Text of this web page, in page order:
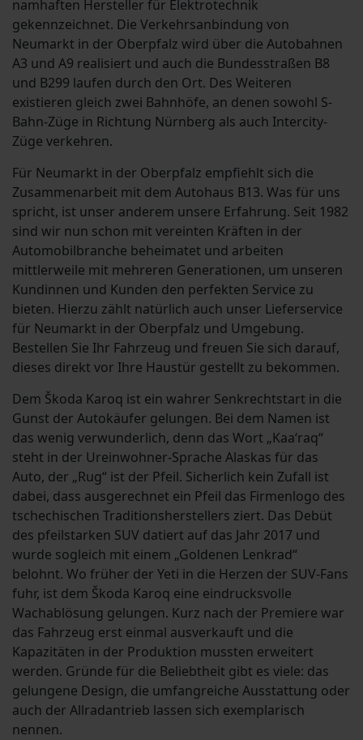
namhaften Hersteller für Elektrotechnik
gekennzeichnet. Die Verkehrsanbindung von
Neumarkt in der Oberpfalz wird über die Autobahnen
A3 und A9 realisiert und auch die Bundesstraßen B8
und B299 laufen durch den Ort. Des Weiteren
existieren gleich zwei Bahnhöfe, an denen sowohl S-
Bahn-Züge in Richtung Nürnberg als auch Intercity-
Züge verkehren.
Für Neumarkt in der Oberpfalz empfiehlt sich die
Zusammenarbeit mit dem Autohaus B13. Was für uns
spricht, ist unser anderem unsere Erfahrung. Seit 1982
sind wir nun schon mit vereinten Kräften in der
Automobilbranche beheimatet und arbeiten
mittlerweile mit mehreren Generationen, um unseren
Kundinnen und Kunden den perfekten Service zu
bieten. Hierzu zählt natürlich auch unser Lieferservice
für Neumarkt in der Oberpfalz und Umgebung.
Bestellen Sie Ihr Fahrzeug und freuen Sie sich darauf,
dieses direkt vor Ihre Haustür gestellt zu bekommen.
Dem Škoda Karoq ist ein wahrer Senkrechtstart in die
Gunst der Autokäufer gelungen. Bei dem Namen ist
das wenig verwunderlich, denn das Wort „Kaa‘raq“
steht in der Ureinwohner-Sprache Alaskas für das
Auto, der „Rug“ ist der Pfeil. Sicherlich kein Zufall ist
dabei, dass ausgerechnet ein Pfeil das Firmenlogo des
tschechischen Traditionsherstellers ziert. Das Debüt
des pfeilstarken SUV datiert auf das Jahr 2017 und
wurde sogleich mit einem „Goldenen Lenkrad“
belohnt. Wo früher der Yeti in die Herzen der SUV-Fans
fuhr, ist dem Škoda Karoq eine eindrucksvolle
Wachablösung gelungen. Kurz nach der Premiere war
das Fahrzeug erst einmal ausverkauft und die
Kapazitäten in der Produktion mussten erweitert
werden. Gründe für die Beliebtheit gibt es viele: das
gelungene Design, die umfangreiche Ausstattung oder
auch der Allradantrieb lassen sich exemplarisch
nennen.